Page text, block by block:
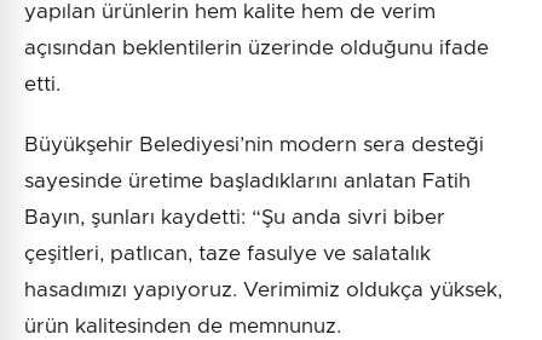
yapılan ürünlerin hem kalite hem de verim
açısından beklentilerin üzerinde olduğunu ifade
etti.
Büyükşehir Belediyesi’nin modern sera desteği
sayesinde üretime başladıklarını anlatan Fatih
Bayın, şunları kaydetti: “Şu anda sivri biber
çeşitleri, patlıcan, taze fasulye ve salatalık
hasadımızı yapıyoruz. Verimimiz oldukça yüksek,
ürün kalitesinden de memnunuz.